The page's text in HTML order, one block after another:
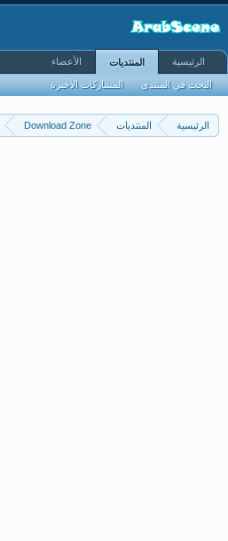
الرئيسية المنتديات Download Zone
الرئيسية المنتديات
البحث في المنتدى المشاركات الأخيرة
الأعضاء